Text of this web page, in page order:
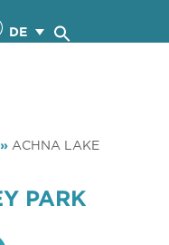
DE
ACHNA LAKE
PARK